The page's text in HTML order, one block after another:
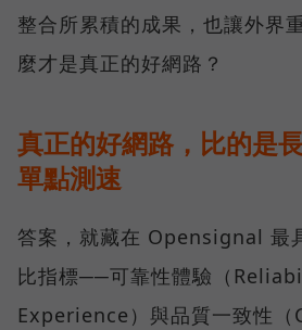
整合所累積的成果，也讓外界
麼才是真正的好網路？
真正的好網路，比的是
單點測速
答案，就藏在 Opensignal 最
比指標──可靠性體驗（
Experience）與品質一致性